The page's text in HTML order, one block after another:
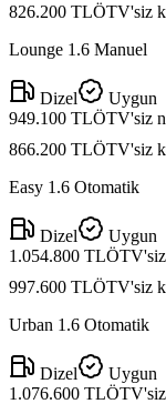
826.200 TLÖTV'siz
Lounge 1.6 Manuel
Dizel
Uygun
949.100 TLÖTV'siz
866.200 TLÖTV'siz
Easy 1.6 Otomatik
Dizel
Uygun
1.054.800 TL
997.600 TLÖTV'siz
Urban 1.6 Otomatik
Dizel
Uygun
1.076.600 TL